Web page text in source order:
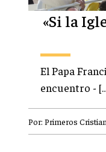
«Si la
El Papa
encuentro -
Por: Primeros